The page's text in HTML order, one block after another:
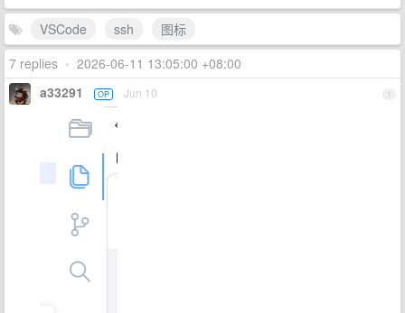
VSCode ssh
图标
7 replies • 2026-06-11 13:05:00 +08:00
1
a33291 OP Jun 10